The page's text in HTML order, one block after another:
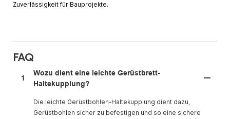
Zuverlässigkeit für Bauprojekte.
FAQ
1
Wozu dient eine leichte Gerüstbrett-
Haltekupplung?
Die leichte Gerüstbohlen-Haltekupplung dient dazu,
Gerüstbohlen sicher zu befestigen und so eine sichere